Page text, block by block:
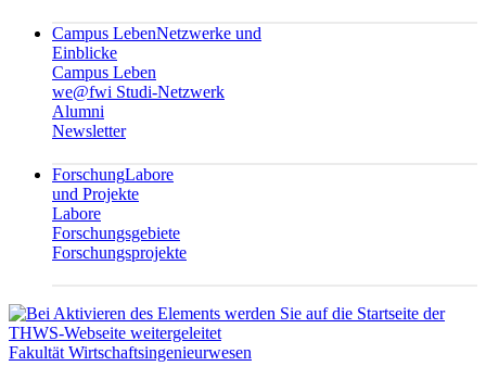
Campus LebenNetzwerke und
Einblicke
Campus Leben
we@fwi Studi-Netzwerk
Alumni
Newsletter
ForschungLabore
und Projekte
Labore
Forschungsgebiete
Forschungsprojekte
Fakultät Wirtschaftsingenieurwesen